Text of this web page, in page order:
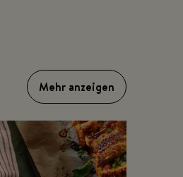
Mehr anzeigen